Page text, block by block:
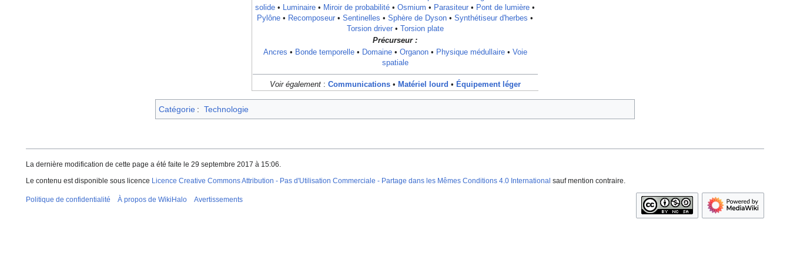
solide • Luminaire • Miroir de probabilité • Osmium • Parasiteur • Pont de lumière •
Pylône • Recomposeur • Sentinelles • Sphère de Dyson • Synthétiseur d'herbes •
Torsion driver• Torsion plate
Précurseur :
Ancres • Bonde temporelle• Domaine• Organon• Physique médullaire• Voie
spatiale
Voir également: Communications• Matériel lourd • Équipement léger
Catégorie : Technologie
La dernière modification de cette page a été faite le 29 septembre 2017 à 15:06.
Le contenu est disponible sous licence Licence Creative Commons Attribution - Pas d'Utilisation Commerciale - Partage dans les Mêmes Conditions 4.0 International sauf mention contraire.
Politique de confidentialité À propos de WikiHalo Avertissements